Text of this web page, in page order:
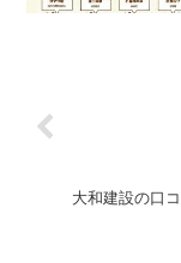
大和建設の口